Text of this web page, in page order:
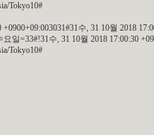
Tokyo10#
수, 31 10월 2018
일=33#!31수, 31 10월 2018 17:00:30
Tokyo10#